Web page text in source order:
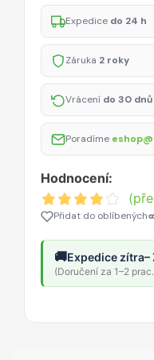
Expedice do 24 h
Záruka 2 roky
Vrácení do 30 dnů
Poradíme
Hodnocení:
Přidat do oblíbených
🚚Expedice zítra–
(Doručení za 1–2